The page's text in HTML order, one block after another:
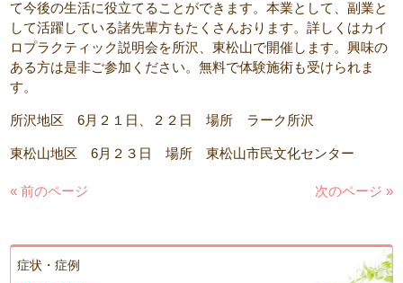
て今後の生活に役立てることができます。本業として、副業と
して活躍している諸先輩方もたくさんおります。詳しくはカイ
ロプラクティック説明会を所沢、東松山で開催します。興味の
ある方は是非ご参加ください。無料で体験施術も受けられま
す。
所沢地区 6月２１日、２２日 場所 ラーク所沢
東松山地区 6月２３日 場所 東松山市民文化センター
« 前のページ 次のページ »
症状・症例